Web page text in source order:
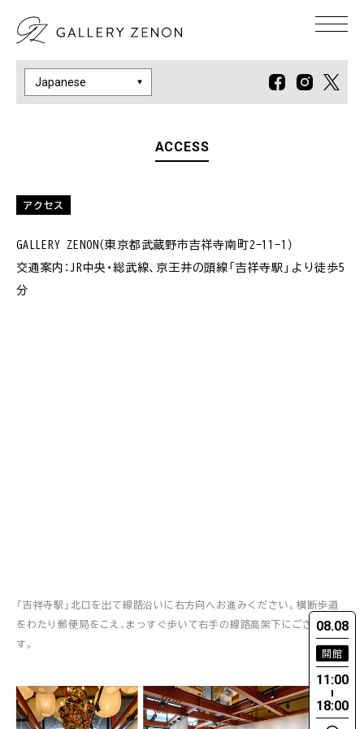
08.08
開館
11:00
18:00
ACCESS
アクセス
GALLERY ZENON（東京都武蔵野市吉祥寺南町2-11-1）
交通案内：JR中央・総武線、京王井の頭線「吉祥寺駅」より徒歩5
分
「吉祥寺駅」北口を出て線路沿いに右方向へお進みください。横断歩道
をわたり郵便局をこえ、まっすぐ歩いて右手の線路高架下にございま
す。